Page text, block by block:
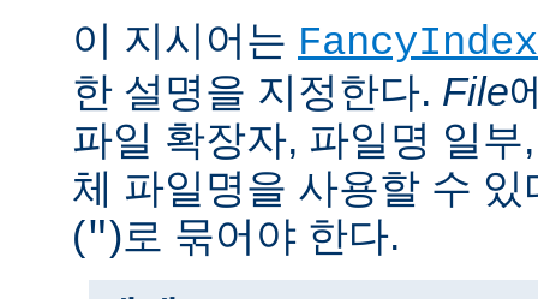
이 지시어는
한 설명을 지정한다. File
파일 확장자, 파일명 일
체 파일명을 사용할 수
(")로 묶어야 한다.